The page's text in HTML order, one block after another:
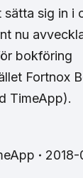
sätta sig in i
nu
bokföring
Fortnox
TimeApp).
2018-